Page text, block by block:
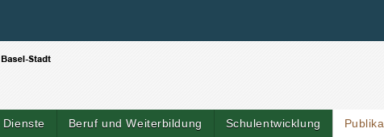
Dienste Beruf und Weiterbildung Schulentwicklung